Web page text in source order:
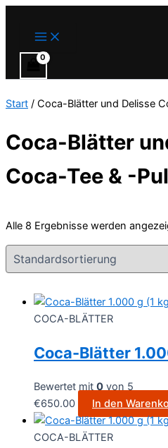
Zum
springen
Main
Start / Coca-Blätter und Delisse
Coca-Blätter
Coca-Tee & -
Alle 8 Ergebnisse werden
COCA-BLÄTTER
Coca-Blätter
Bewertet mit 0 von 5
€650.00 In den
COCA-BLÄTTER